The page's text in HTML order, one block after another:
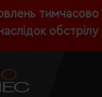
тимчасово